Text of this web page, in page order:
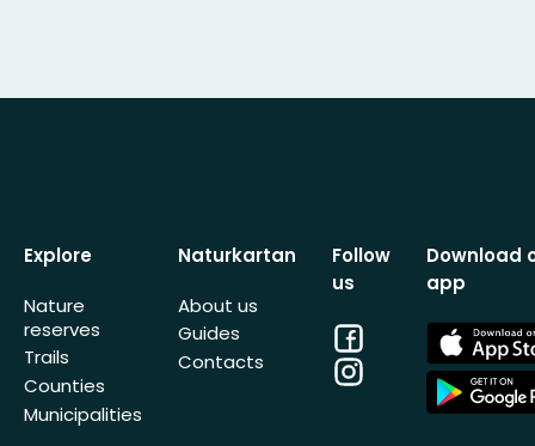
Explore
Nature
reserves
Trails
Counties
Municipalities
Naturkartan
About us
Guides
Contacts
Follow
us
Facebook
Instagram
Download
app
App
Store
App
Store